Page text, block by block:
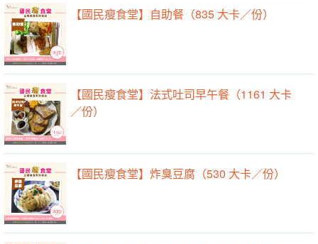
【國民瘦食堂】自助餐（835 大卡／份）
【國民瘦食堂】法式吐司早午餐（1161 大卡
／份）
【國民瘦食堂】炸臭豆腐（530 大卡／份）